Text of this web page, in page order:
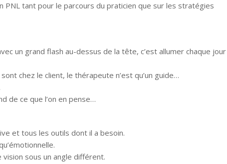
PNL tant pour le parcours du praticien que sur les stratégies
un grand flash au-dessus de la tête, c’est allumer chaque jour
chez le client, le thérapeute n’est qu’un guide…
de ce que l’on en pense…
et tous les outils dont il a besoin.
sous un angle différent.